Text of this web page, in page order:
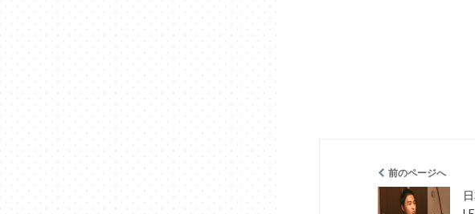
前のページへ